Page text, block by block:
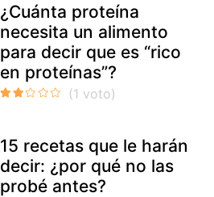
¿Cuánta proteína
necesita un alimento
para decir que es “rico
en proteínas”?
15 recetas que le harán
decir: ¿por qué no las
probé antes?